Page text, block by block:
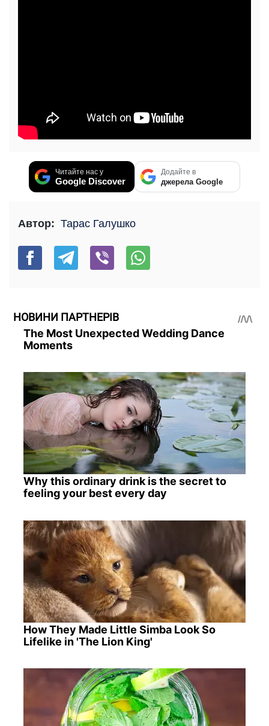
Читайте нас у
Google Discover
Додайте в
джерела Google
Автор: Тарас Галушко
НОВИНИ ПАРТНЕРІВ
The Most Unexpected Wedding Dance
Moments
Why this ordinary drink is the secret to
feeling your best every day
How They Made Little Simba Look So
Lifelike in 'The Lion King'